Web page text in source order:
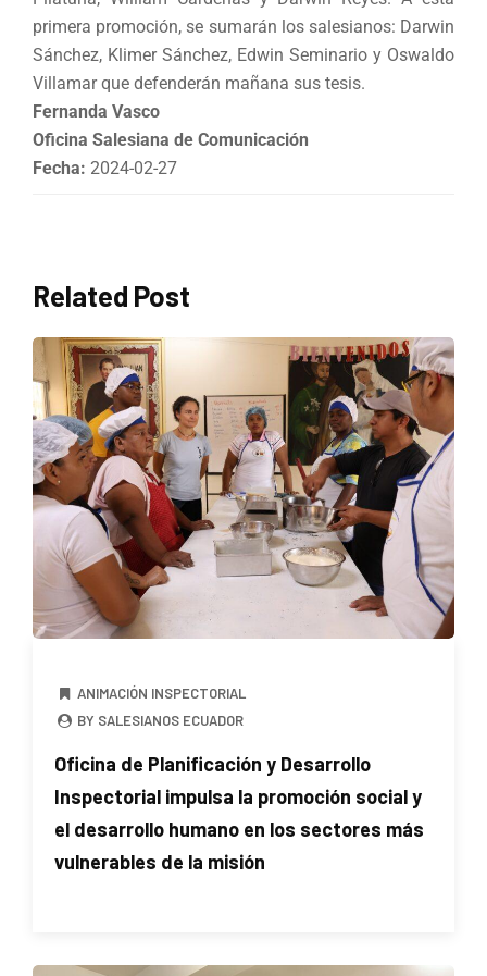
primera promoción, se sumarán los salesianos: Darwin
Sánchez, Klimer Sánchez, Edwin Seminario y Oswaldo
Villamar que defenderán mañana sus tesis.
Fernanda Vasco
Oficina Salesiana de Comunicación
Fecha: 2024-02-27
Related Post
ANIMACIÓN INSPECTORIAL
BY SALESIANOS ECUADOR
Oficina de Planificación y Desarrollo
Inspectorial impulsa la promoción social y
el desarrollo humano en los sectores más
vulnerables de la misión